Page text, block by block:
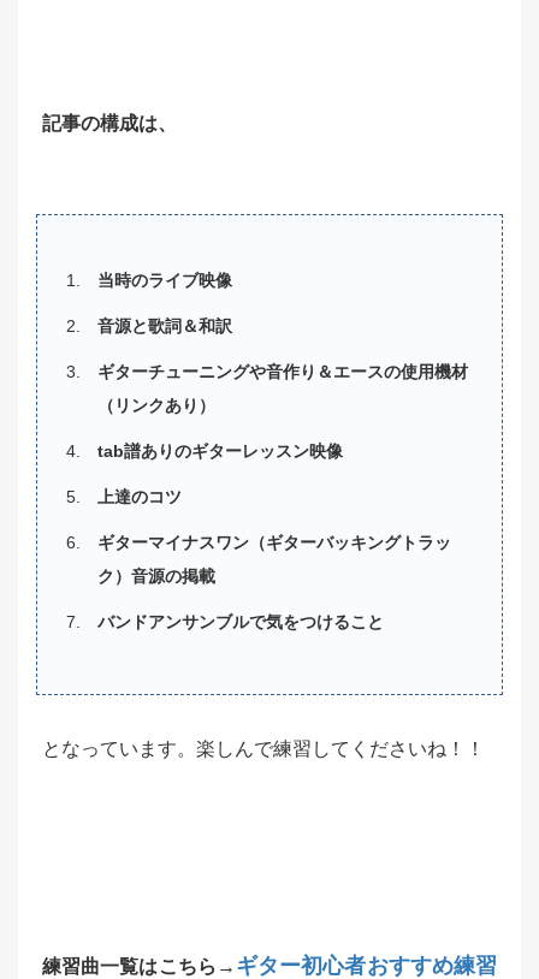
記事の構成は、
当時のライブ映像
音源と歌詞＆和訳
ギターチューニングや音作り＆エースの使用機材
（リンクあり）
tab譜ありのギターレッスン映像
上達のコツ
ギターマイナスワン（ギターバッキングトラッ
ク）音源の掲載
バンドアンサンブルで気をつけること
となっています。楽しんで練習してくださいね！！
練習曲一覧はこちら→ ギター初心者おすすめ練習